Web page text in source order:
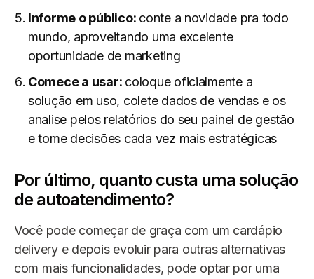
Informe o público: conte a novidade pra todo
mundo, aproveitando uma excelente
oportunidade de marketing
Comece a usar: coloque oficialmente a
solução em uso, colete dados de vendas e os
analise pelos relatórios do seu painel de gestão
e tome decisões cada vez mais estratégicas
Por último, quanto custa uma solução
de autoatendimento?
Você pode começar de graça com um cardápio
delivery e depois evoluir para outras alternativas
com mais funcionalidades, pode optar por uma